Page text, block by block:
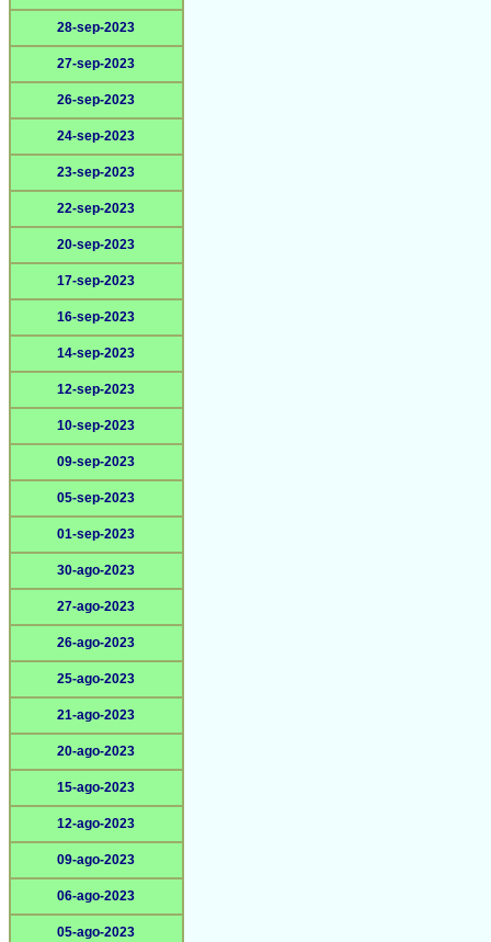
28-sep-2023
27-sep-2023
26-sep-2023
24-sep-2023
23-sep-2023
22-sep-2023
20-sep-2023
17-sep-2023
16-sep-2023
14-sep-2023
12-sep-2023
10-sep-2023
09-sep-2023
05-sep-2023
01-sep-2023
30-ago-2023
27-ago-2023
26-ago-2023
25-ago-2023
21-ago-2023
20-ago-2023
15-ago-2023
12-ago-2023
09-ago-2023
06-ago-2023
05-ago-2023